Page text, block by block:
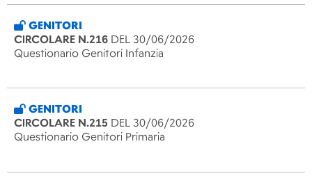
GENITORI
CIRCOLARE N.216 DEL 30/06/2026
Questionario Genitori Infanzia
GENITORI
CIRCOLARE N.215 DEL 30/06/2026
Questionario Genitori Primaria